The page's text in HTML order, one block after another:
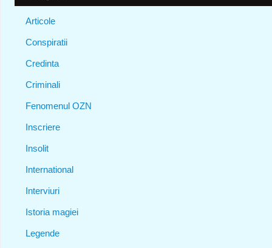
Articole
Conspiratii
Credinta
Criminali
Fenomenul OZN
Inscriere
Insolit
International
Interviuri
Istoria magiei
Legende